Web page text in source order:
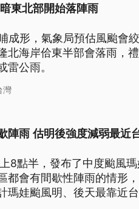
東北部開始落陣雨
成形，氣象局預估風颱會
北海岸佮東半部會落雨，
雷公雨。
灣
陣雨 估明後強度減弱最近
8點半，發布了中度颱風
都會有間歇性陣雨的情形
瑪娃颱風明、後天最靠近